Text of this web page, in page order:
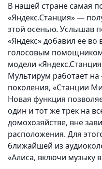
В нашей стране самая
«Яндекс.Станция» —
этой осенью. Услышав
«Яндекс» добавил ее во
голосовым
модели
Мультирум работает на
поколения, «Станции
Новая функция
один и тот же трек на
домохозяйстве, вне
расположения. Для
ближайшей из
«Алиса, включи музыку